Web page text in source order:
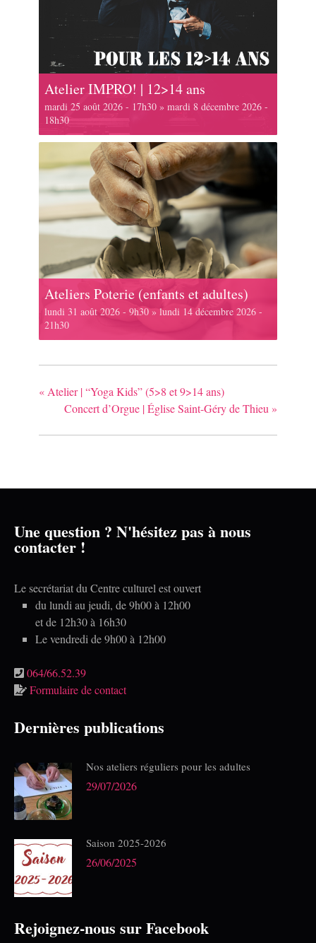
Atelier IMPRO! | 12>14 ans
mardi 25 août 2026 - 17h30 » mardi 8 décembre 2026 -
18h30
Ateliers Poterie (enfants et adultes)
lundi 31 août 2026 - 9h30 » lundi 14 décembre 2026 -
21h30
« Atelier | “Yoga Kids” (5>8 et 9>14 ans)
Concert d’Orgue | Église Saint-Géry de Thieu »
Une question ? N'hésitez pas à nous
contacter !
Le secrétariat du Centre culturel est ouvert
du lundi au jeudi, de 9h00 à 12h00
et de 12h30 à 16h30
Le vendredi de 9h00 à 12h00
064/66.52.39
Formulaire de contact
Dernières publications
Nos ateliers réguliers pour les adultes
29/07/2026
Saison 2025-2026
26/06/2025
Rejoignez-nous sur Facebook